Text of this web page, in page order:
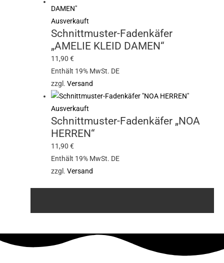
Ausverkauft
Schnittmuster-Fadenkäfer
„AMELIE KLEID DAMEN“
11,90€
Enthält 19% MwSt. DE
zzgl.Versand
Ausverkauft
Schnittmuster-Fadenkäfer „NOA
HERREN“
11,90€
Enthält 19% MwSt. DE
zzgl.Versand